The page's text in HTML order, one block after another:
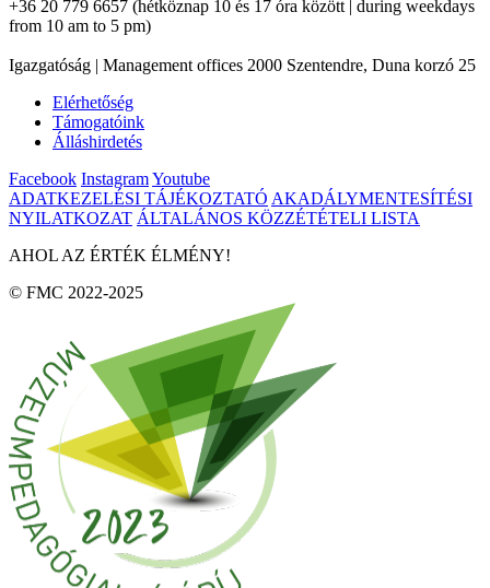
+36 20 779 6657 (hétköznap 10 és 17 óra között | during weekdays
from 10 am to 5 pm)
Igazgatóság | Management offices 2000 Szentendre, Duna korzó 25
Elérhetőség
Támogatóink
Álláshirdetés
Facebook InstagramYoutube
ADATKEZELÉSI TÁJÉKOZTATÓ AKADÁLYMENTESÍTÉSI
NYILATKOZAT ÁLTALÁNOS KÖZZÉTÉTELI LISTA
AHOL AZ ÉRTÉK ÉLMÉNY!
© FMC 2022-2025